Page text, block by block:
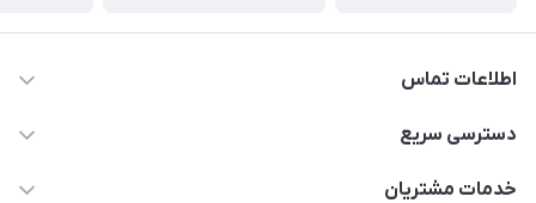
اطلاعات تماس
09112255977- 02191035419
دسترسی سریع
حساب کاربری
خدمات مشتریان